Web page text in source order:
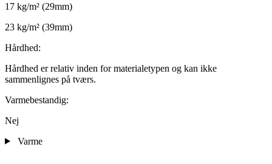
17 kg/m² (29mm)
23 kg/m² (39mm)
Hårdhed:
Hårdhed er relativ inden for materialetypen og kan ikke
sammenlignes på tværs.
Varmebestandig:
Nej
Varme